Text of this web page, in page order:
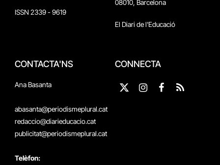
ISSN 2339 - 9619
08010, Barcelona
El Diari de l'Educació
CONTACTA'NS
Ana Basanta
abasanta@periodismeplural.cat
redaccio@diarieducacio.cat
publicitat@periodismeplural.cat
Telèfon:
CONNECTA
X
Instagram
Facebook
RSS